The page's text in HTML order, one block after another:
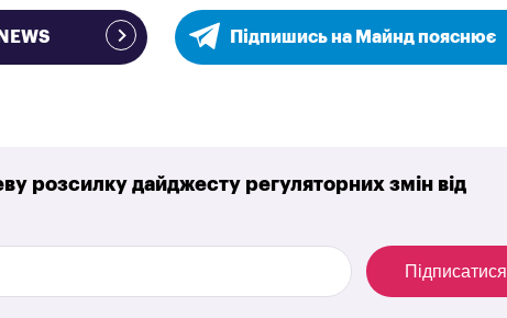
Підпишись на Майнд пояснює
розсилку дайджесту регуляторних змін від
Підписатися